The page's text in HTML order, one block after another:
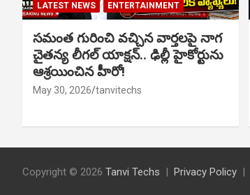
LATEST NEWS ENTERTAINMENT
సమంత గురించి వచ్చిన వార్తలపై నాగ
చైతన్య లీగల్ యాక్షన్.. ఢిల్లీ హైకోర్టును
ఆశ్రయించిన హీరో!
May 30, 2026 tanvitechs
Copyright © 2026 Tanvi Techs Privacy Policy